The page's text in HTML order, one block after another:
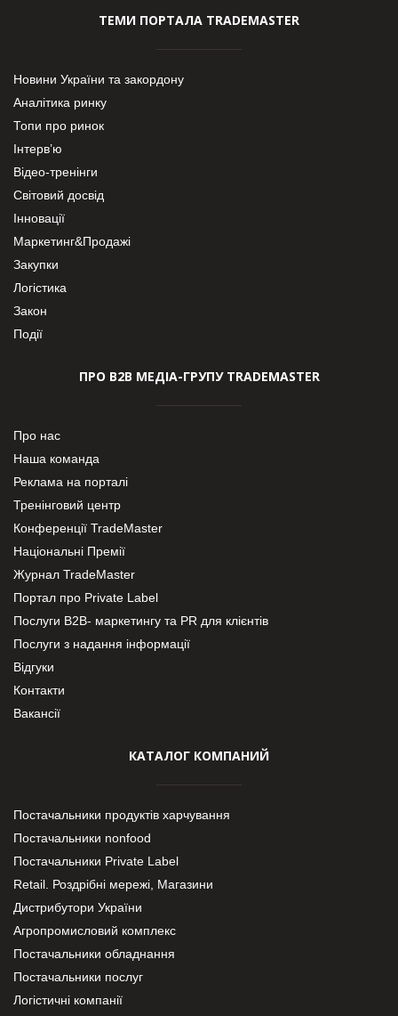
ТЕМИ ПОРТАЛА TRADEMASTER
Новини України та закордону
Аналітика ринку
Топи про ринок
Інтерв’ю
Відео-тренінги
Світовий досвід
Інновації
Маркетинг&Продажі
Закупки
Логістика
Закон
Події
ПРО В2В МЕДІА-ГРУПУ TRADEMASTER
Про нас
Наша команда
Реклама на порталі
Тренінговий центр
Конференції TradeMaster
Національні Премії
Журнал TradeMaster
Портал про Private Label
Послуги В2В- маркетингу та PR для клієнтів
Послуги з надання інформації
Відгуки
Контакти
Вакансії
КАТАЛОГ КОМПАНИЙ
Постачальники продуктів харчування
Постачальники nonfood
Постачальники Private Label
Retail. Роздрібні мережі, Магазини
Дистрибутори України
Агропромисловий комплекс
Постачальники обладнання
Постачальники послуг
Логістичні компанії